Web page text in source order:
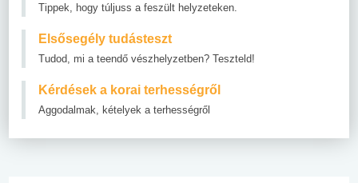
Tippek, hogy túljuss a feszült helyzeteken.
Elsősegély tudásteszt
Tudod, mi a teendő vészhelyzetben? Teszteld!
Kérdések a korai terhességről
Aggodalmak, kételyek a terhességről